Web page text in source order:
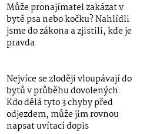
Může pronajímatel zakázat v
bytě psa nebo kočku? Nahlídli
jsme do zákona a zjistili, kde je
pravda
Nejvíce se zloději vloupávají do
bytů v průběhu dovolených.
Kdo dělá tyto 3 chyby před
odjezdem, může jim rovnou
napsat uvítací dopis